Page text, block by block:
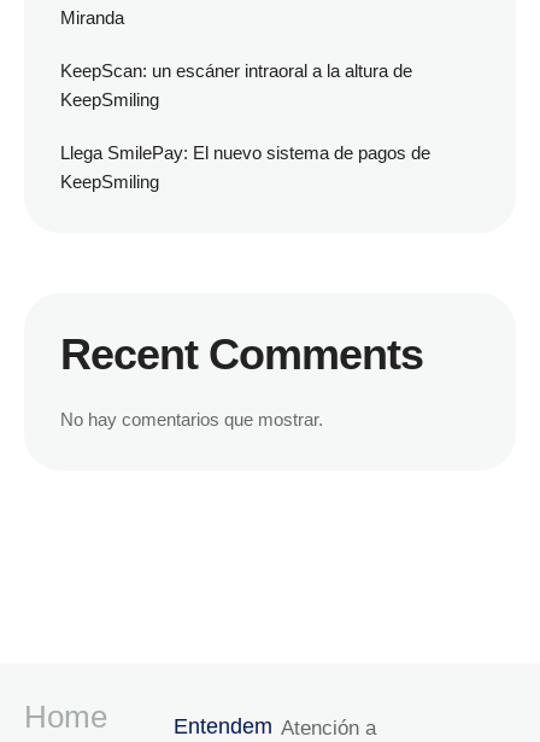
Miranda
KeepScan: un escáner intraoral a la altura de
KeepSmiling
Llega SmilePay: El nuevo sistema de pagos de
KeepSmiling
Recent Comments
No hay comentarios que mostrar.
Home
Entendem Atención a